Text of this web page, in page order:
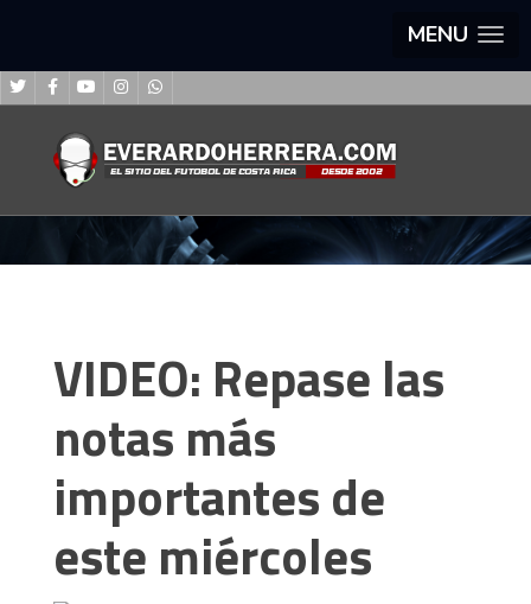
MENU
VIDEO: Repase las
notas más
importantes de
este miércoles